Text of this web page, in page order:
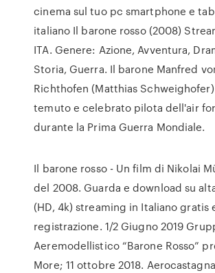
cinema sul tuo pc smartphone e
italiano Il barone rosso (2008)
ITA. Genere: Azione, Avventura,
Storia, Guerra. Il barone Manfred
Richthofen (Matthias
temuto e celebrato pilota dell'air
durante la Prima Guerra Mondiale.
Il barone rosso - Un film di Nikolai
del 2008. Guarda e download su
(HD, 4k) streaming in Italiano gratis
registrazione. 1/2 Giugno 2019
Aeremodellistico “Barone Rosso”
More; 11 ottobre 2018.